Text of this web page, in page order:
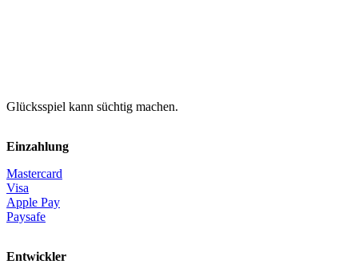
Glücksspiel kann süchtig machen.
Einzahlung
Mastercard
Visa
Apple Pay
Paysafe
Entwickler